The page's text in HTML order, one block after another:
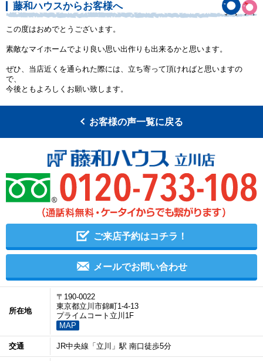
藤和ハウスからお客様へ
この度はおめでとうございます。
素敵なマイホームでより良い思い出作りも出来るかと思います。
ぜひ、当店近くを通られた際には、立ち寄って頂ければと思いますの
で、
今後ともよろしくお願い致します。
お客様の声一覧に戻る
ご来店予約はコチラ！
メールでお問い合わせ
所在地
〒190-0022
東京都立川市錦町1-4-13
プライムコート立川1F
MAP
交通 JR中央線「立川」駅 南口徒歩5分